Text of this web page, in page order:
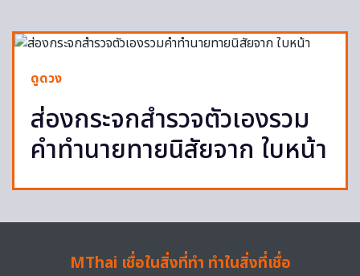
ดูดวง
ส่องกระจกสำรวจตัวเองรวม
คำทำนายทายนิสัยจาก ใบหน้า
MThai เชื่อในสิ่งที่ทำ ทำในสิ่งที่เชื่อ